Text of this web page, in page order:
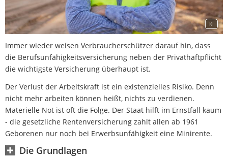
KI
Immer wieder weisen Verbraucherschützer darauf hin, dass
die Berufsunfähigkeitsversicherung neben der Privathaftpflicht
die wichtigste Versicherung überhaupt ist.
Der Verlust der Arbeitskraft ist ein existenzielles Risiko. Denn
nicht mehr arbeiten können heißt, nichts zu verdienen.
Materielle Not ist oft die Folge. Der Staat hilft im Ernstfall kaum
- die gesetzliche Rentenversicherung zahlt allen ab 1961
Geborenen nur noch bei Erwerbsunfähigkeit eine Minirente.
Die Grundlagen